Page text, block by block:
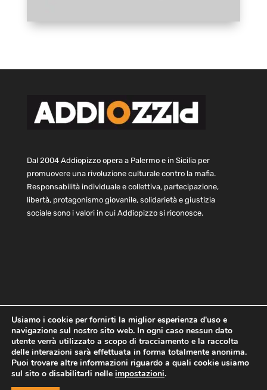
Dal 2004 Addiopizzo opera a Palermo e in Sicilia per
promuovere una rivoluzione culturale contro la mafia.
Responsabilità individuale e collettiva, partecipazione,
libertà, protagonismo giovanile, solidarietà e giustizia
sociale sono i valori in cui Addiopizzo si riconosce.
Home Statuto e bilancio
Contatti
Privacy
Cookie Child Protection Policy
Usiamo i cookie per fornirti la miglior esperienza d'uso e
navigazione sul nostro sito web. In ogni caso nessun dato
utente verrà utilizzato a scopo di tracciamento e la raccolta
delle interazioni sarà effettuata in forma totalmente anonima.
Puoi trovare altre informazioni riguardo a quali cookie usiamo
sul sito o disabilitarli nelle impostazioni.